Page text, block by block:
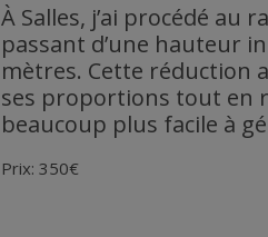
À Salles, j’ai procédé au
passant d’une hauteur
mètres. Cette réduction
ses proportions tout en
beaucoup plus facile à
Prix: 350€